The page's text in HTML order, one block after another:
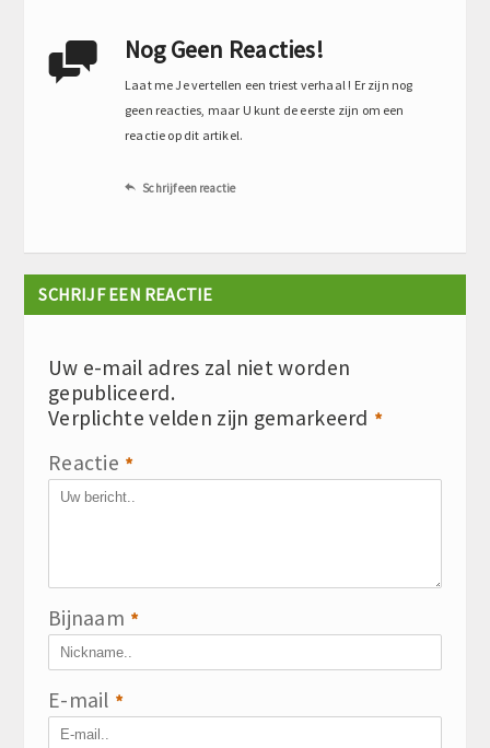
 Nog Geen Reacties!
Laat me Je vertellen een triest verhaal ! Er zijn nog
geen reacties, maar U kunt de eerste zijn om een
reactie op dit artikel.
 Schrijf een reactie
SCHRIJF EEN REACTIE
Uw e-mail adres zal niet worden
gepubliceerd.
Verplichte velden zijn gemarkeerd *
Reactie *
Bijnaam *
E-mail *